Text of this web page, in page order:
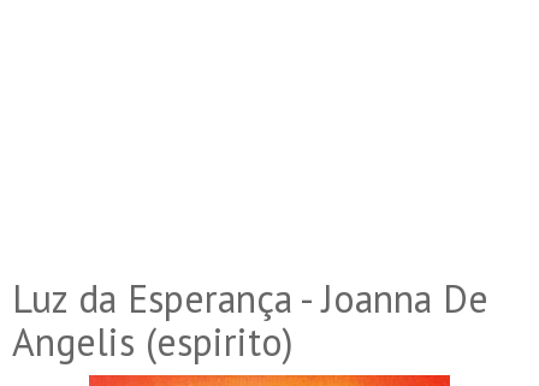
Luz da Esperança - Joanna De
Angelis (espirito)